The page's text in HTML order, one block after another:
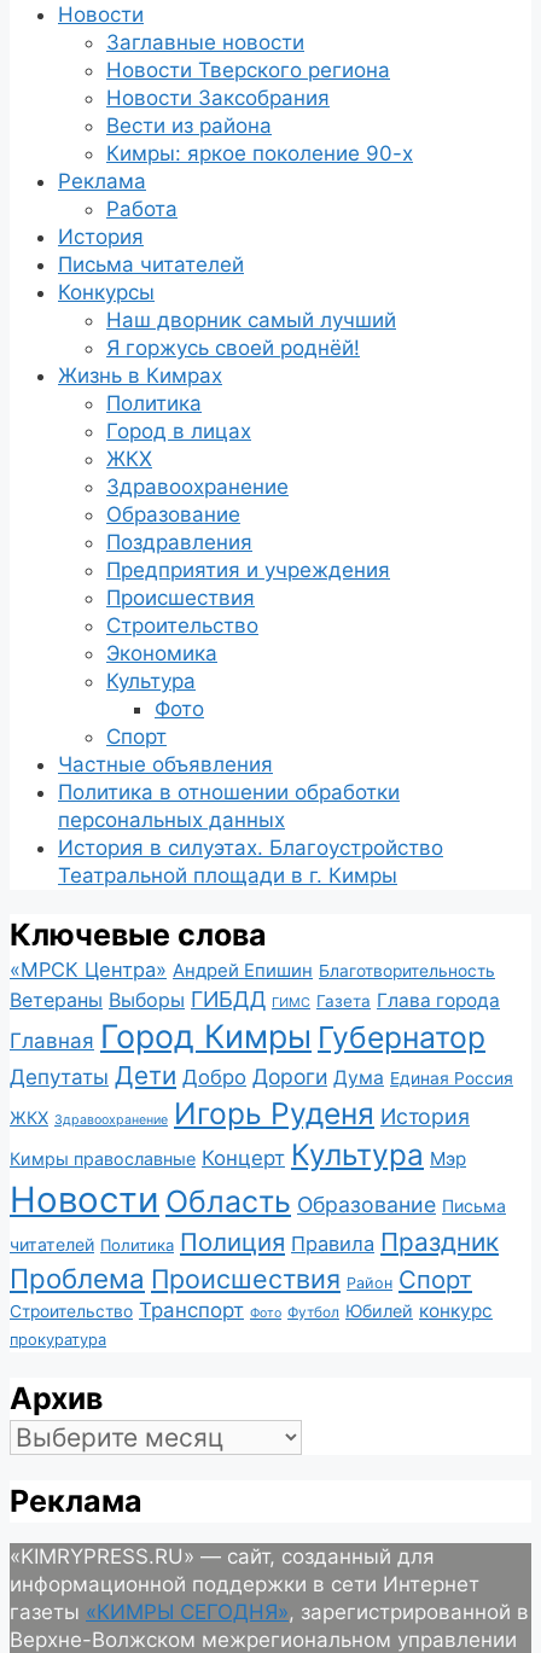
Новости
Заглавные новости
Новости Тверского региона
Новости Заксобрания
Вести из района
Кимры: яркое поколение 90-х
Реклама
Работа
История
Письма читателей
Конкурсы
Наш дворник самый лучший
Я горжусь своей роднёй!
Жизнь в Кимрах
Политика
Город в лицах
ЖКХ
Здравоохранение
Образование
Поздравления
Предприятия и учреждения
Происшествия
Строительство
Экономика
Культура
Фото
Спорт
Частные объявления
Политика в отношении обработки
персональных данных
История в силуэтах. Благоустройство
Театральной площади в г. Кимры
Ключевые слова
«МРСК Центра» Андрей Епишин Благотворительность
Ветераны Выборы ГИБДД ГИМС Газета Глава города
Главная Город Кимры Губернатор
Депутаты Дети Добро Дороги Дума Единая Россия
ЖКХ Здравоохранение Игорь Руденя История
Кимры православные Концерт Культура Мэр
Новости Область Образование Письма
читателей Политика Полиция Правила Праздник
Проблема Происшествия Район Спорт
Строительство Транспорт Фото Футбол Юбилей конкурс
прокуратура
Архив
Архив
Реклама
«KIMRYPRESS.RU» — сайт, созданный для
информационной поддержки в сети Интернет
газеты «КИМРЫ СЕГОДНЯ», зарегистрированной в
Верхне-Волжском межрегиональном управлении